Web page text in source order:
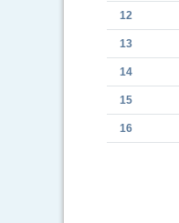
12
13
14
15
16